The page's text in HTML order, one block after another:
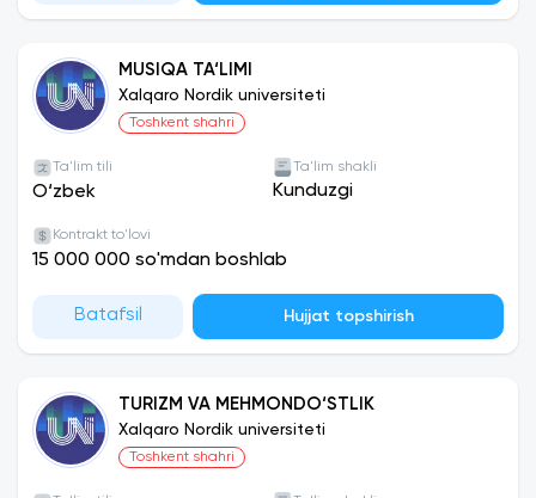
MUSIQA TA‘LIMI
Xalqaro Nordik universiteti
Toshkent shahri
Ta'lim tili
O‘zbek
Ta'lim shakli
Kunduzgi
Kontrakt to'lovi
15 000 000 so'mdan boshlab
Batafsil Hujjat topshirish
TURIZM VA MEHMONDO‘STLIK
Xalqaro Nordik universiteti
Toshkent shahri